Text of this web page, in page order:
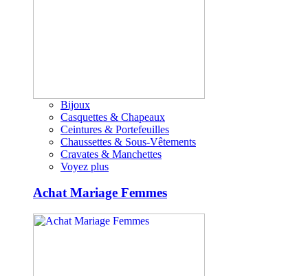
Bijoux
Casquettes & Chapeaux
Ceintures & Portefeuilles
Chaussettes & Sous-Vêtements
Cravates & Manchettes
Voyez plus
Achat Mariage Femmes